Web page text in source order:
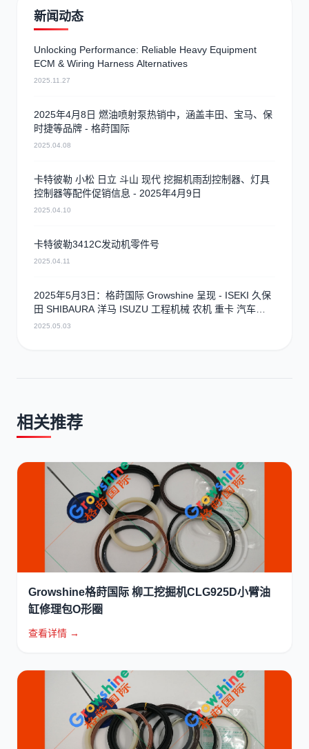
新闻动态
Unlocking Performance: Reliable Heavy Equipment
ECM & Wiring Harness Alternatives
2025.11.27
2025年4月8日 燃油喷射泵热销中，涵盖丰田、宝马、保
时捷等品牌 - 格莳国际
2025.04.08
卡特彼勒 小松 日立 斗山 现代 挖掘机雨刮控制器、灯具
控制器等配件促销信息 - 2025年4月9日
2025.04.10
卡特彼勒3412C发动机零件号
2025.04.11
2025年5月3日：格莳国际 Growshine 呈现 - ISEKI 久保
田 SHIBAURA 洋马 ISUZU 工程机械 农机 重卡 汽车
RHF3 涡轮增压器及配件 海量现货供应
2025.05.03
相关推荐
Growshine格莳国际 柳工挖掘机CLG925D小臂油
缸修理包O形圈
查看详情 →